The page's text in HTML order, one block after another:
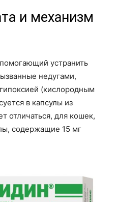
и механизм
устранить
недугами,
(кислородным
в капсулы из
отличаться, для кошек,
содержащие 15 мг